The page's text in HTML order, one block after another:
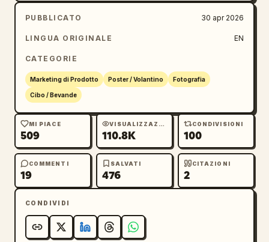
Soggetto principale (cibo): Centrare un
enorme burger wagyu al foie gras e tartufo
nero iper-realistico. Utilizzare un panino
spesse fette di foie gras lucide scottate,
salsa al tartufo nero densa che cola
abbondantemente, formaggio giallo fuso che si
di manzo wagyu a macinatura grossa con una
consistenza rosso-rosata, verdure a foglia e
un panino inferiore scuro. Disporre briciole
di tartufo, grani di pepe, schizzi di salsa e
pezzi di tartufo nero affettato attorno alla
uno studio fotografico per alimenti, con
riflessi lucidi, profondità di campo ridotta,
molto appetitoso e premium.
PUBBLICATO 30 apr 2026
LINGUA ORIGINALE EN
CATEGORIE
Marketing di Prodotto Poster / Volantino Fotografia
Cibo / Bevande
MI PIACE
509
VISUALIZZAZIONI
110.8K
CONDIVISIONI
100
COMMENTI
19
SALVATI
476
CITAZIONI
2
CONDIVIDI